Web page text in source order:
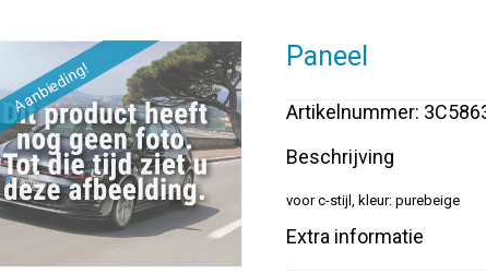
Aanbieding!
Paneel
Artikelnummer:
Beschrijving
voor c-stijl, kleur: purebeige
Extra informatie